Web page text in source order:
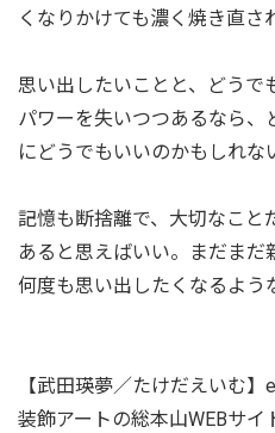
くなりかけても濃く焼き直さ
思い出したいことと、どうで
パワーを失いつつあるなら、
にどうでもいいのかもしれな
記憶も断捨離で、大切なこと
あると思えばいい。まだまだ
何度も思い出したくなるよう
【武田瑛夢／たけだえいむ】
装飾アートの総本山WEBサ